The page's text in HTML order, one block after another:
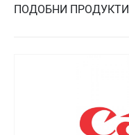
ПОДОБНИ ПРОДУКТИ